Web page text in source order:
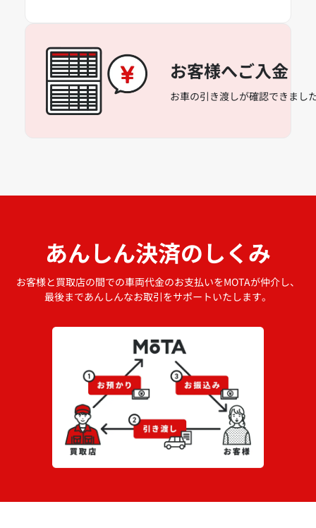
お客様へご入金
お車の引き渡しが確認できまし
あんしん決済のしくみ
お客様と買取店の間での車両代金のお支払いをMOTAが仲介し、
最後まであんしんなお取引をサポートいたします。